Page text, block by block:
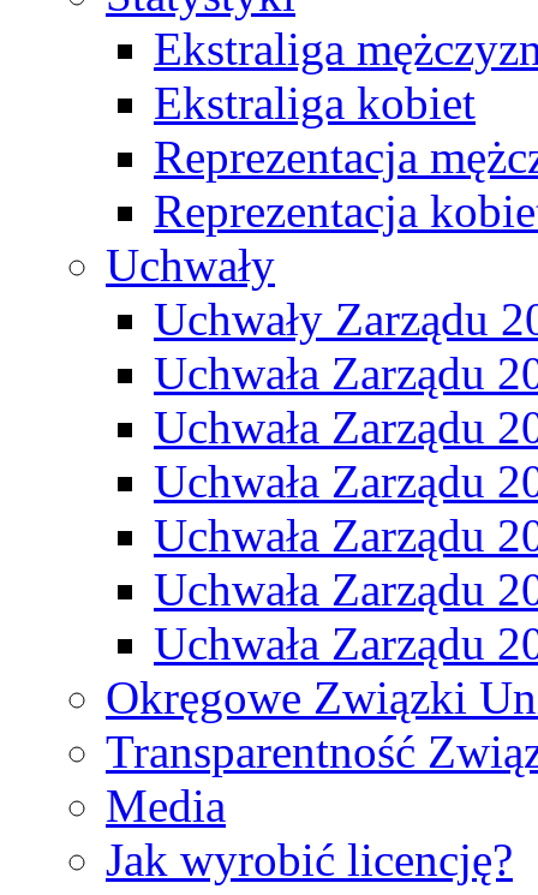
Ekstraliga
Ekstraliga kobiet
Reprezentacja
Reprezentacja
Uchwały
Uchwały Zarządu
Uchwała Zarządu
Uchwała Zarządu
Uchwała Zarządu
Uchwała Zarządu
Uchwała Zarządu
Uchwała Zarządu
Okręgowe Związki
Transparentność
Media
Jak wyrobić licencję?